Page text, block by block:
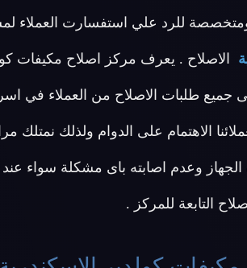
ومتخصصة للرد علي استفسارت العملاء
الاصلاح . يعرف مركز اصلاح مكيفات
جميع طلبات الاصلاح من العملاء في
الاهتمام على الدوام ولذلك نمتلك
وعدم اصابته باى مشكلة سواء
التابعة للمركز .